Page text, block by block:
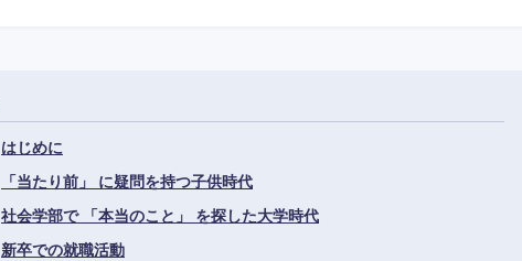
はじめに
「当たり前」 に疑問を持つ子供時代
社会学部で 「本当のこと」 を探した大学時代
新卒での就職活動